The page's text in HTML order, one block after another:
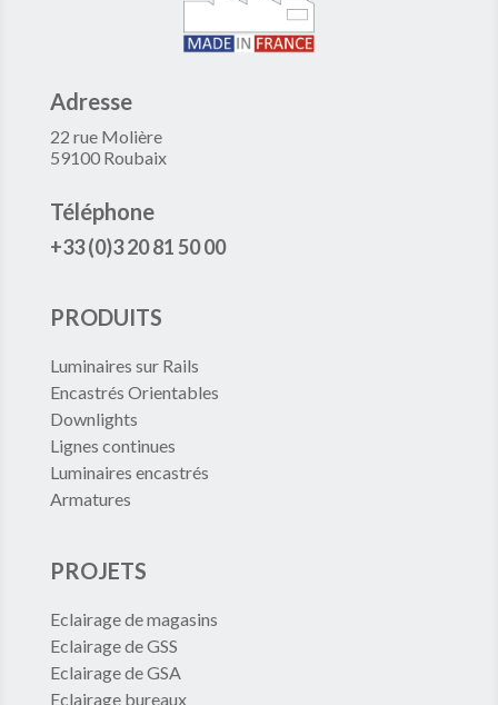
Adresse
22 rue Molière
59100 Roubaix
Téléphone
+33 (0)3 20 81 50 00
PRODUITS
Luminaires sur Rails
Encastrés Orientables
Downlights
Lignes continues
Luminaires encastrés
Armatures
PROJETS
Eclairage de magasins
Eclairage de GSS
Eclairage de GSA
Eclairage bureaux